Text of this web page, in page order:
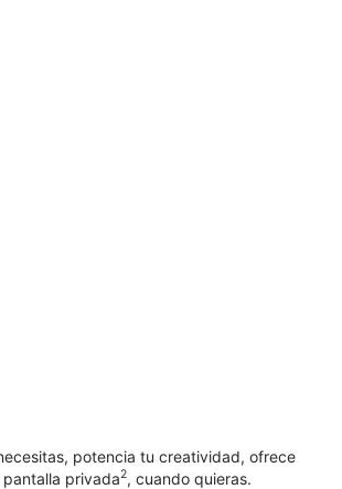
potencia tu creatividad, ofrece
privada2, cuando quieras.